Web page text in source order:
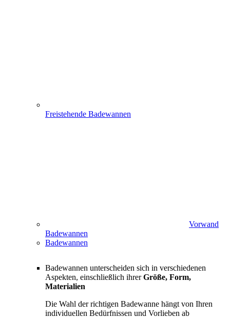
Freistehende Badewannen
Vorwand
Badewannen
Badewannen
Badewannen unterscheiden sich in verschiedenen
Aspekten, einschließlich ihrerGröße, Form,
Materialien
Die Wahl der richtigen Badewanne hängt von Ihren
individuellen Bedürfnissen und Vorlieben ab